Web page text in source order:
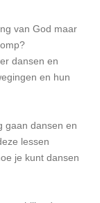
van God maar
dansen en
en hun
gaan dansen en
lessen
je kunt dansen